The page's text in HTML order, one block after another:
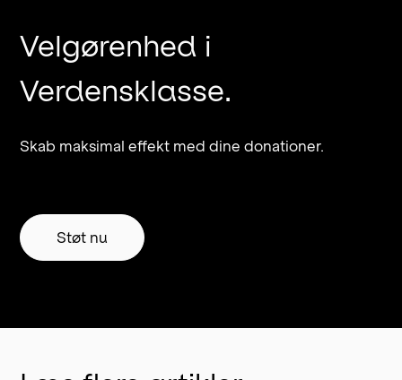
Velgørenhed i
Verdensklasse.
Skab maksimal effekt med dine donationer.
Støt nu